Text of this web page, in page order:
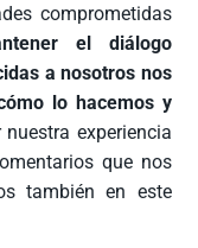
comprometidas
el diálogo
a nosotros nos
lo hacemos y
experiencia
que nos
también en este